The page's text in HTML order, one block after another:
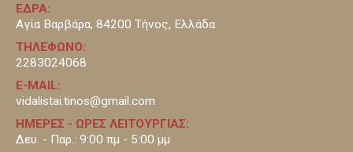
ΕΔΡΑ:
Αγία Βαρβάρα, 84200 Τήνος, Ελλάδα
ΤΗΛΕΦΩΝΟ:
2283024068
E-MAIL:
vidalistai.tinos@gmail.com
ΗΜΕΡΕΣ - ΩΡΕΣ ΛΕΙΤΟΥΡΓΙΑΣ:
Δευ. - Παρ.: 9:00 πμ - 5:00 μμ